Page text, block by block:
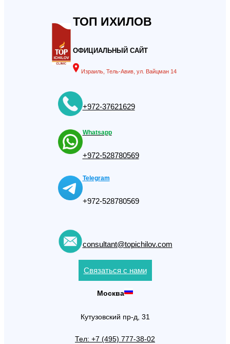
ТОП ИХИЛОВ
ОФИЦИАЛЬНЫЙ САЙТ
Израиль, Тель-Авив, ул. Вайцман 14
+972-37621629
Whatsapp
+972-528780569
Telegram
+972-528780569
consultant@topichilov.com
Связаться с нами
Москва
Кутузовский пр-д, 31
Тел: +7 (495) 777-38-02